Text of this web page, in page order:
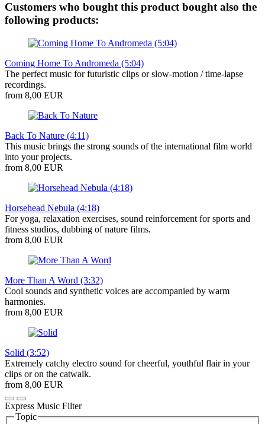
Customers who bought this product bought also the
following products:
Coming Home To Andromeda (5:04)
The perfect music for futuristic clips or slow-motion / time-lapse
recordings.
from 8,00 EUR
Back To Nature (4:11)
This music brings the strong sounds of the international film world
into your projects.
from 8,00 EUR
Horsehead Nebula (4:18)
For yoga, relaxation exercises, sound reinforcement for sports and
fitness studios, dubbing of nature films.
from 8,00 EUR
More Than A Word (3:32)
Cool sounds and synthetic voices are accompanied by warm
harmonies.
from 8,00 EUR
Solid (3:52)
Extremely catchy electro sound for cheerful, youthful flair in your
clips or on the catwalk.
from 8,00 EUR
Express Music Filter
Topic